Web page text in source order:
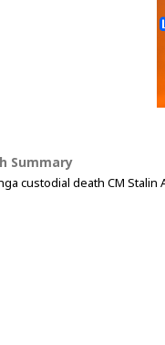
Summary
custodial death CM Stalin